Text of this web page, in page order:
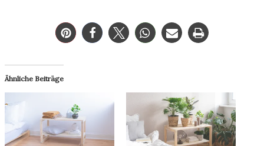
Ähnliche Beiträge